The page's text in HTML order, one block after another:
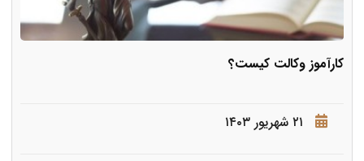
کارآموز وکالت کیست؟
۲۱ شهریور ۱۴۰۳